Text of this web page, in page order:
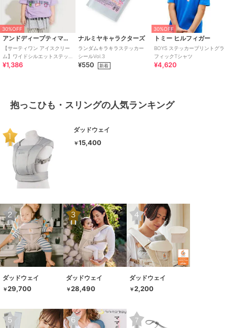
30%OFF
アンドディープティマイン
【サーティワン アイスクリー
ム】ワイドシルエットステッ
カー風プリントTシャツ
¥1,386
ナルミヤキャラクターズ
ランダムキラキラステッカー
シールVol.3
¥550 新着
30%OFF
トミー ヒルフィガー
BOYS ステッカープリントグラ
フィックTシャツ
¥4,620
抱っこひも・スリングの人気ランキング
ダッドウェイ
￥15,400
ダッドウェイ
￥29,700
ダッドウェイ
￥28,490
ダッドウェイ
￥2,200